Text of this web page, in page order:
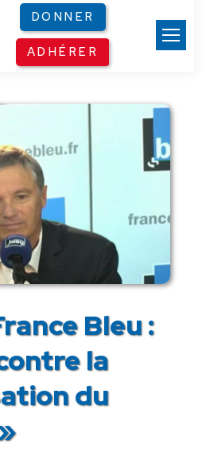
DONNER
ADHÉRER
Bleu :
la
du